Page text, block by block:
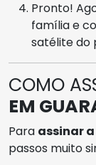
Pronto!
família e
satélite do
COMO
EM
Para assinar
passos muito